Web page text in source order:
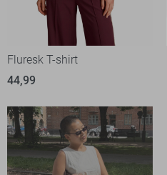
Fluresk T-shirt
44,99